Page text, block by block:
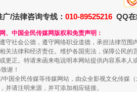
次搞定
/法律咨询专线： 010-89525216 QQ
、中国全民传媒网版权和免责声明：
守社会公德，遵守网络职业道德，承担法律范
关法律和经济责任。维护各国宪法，保障公民
更正。特请来函来电说明本网站提供内容系本
谢！
国全民传媒等传媒网站，由众全影视文化传媒
并请注明来源，并可添加相应链接。